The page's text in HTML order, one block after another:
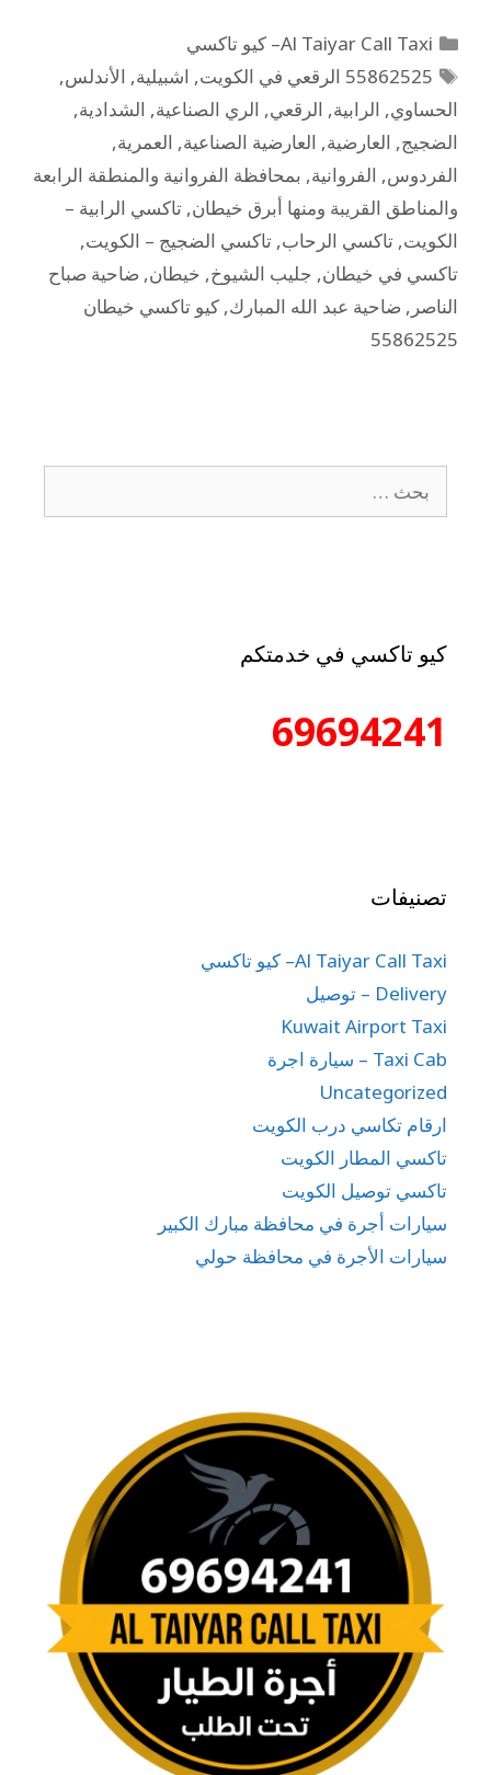
Al Taiyar Call Taxi– كيو تاكسي
55862525 الرقعي في الكويت
, اشبيلية, الأندلس,
الحساوي, الرابية, الرقعي, الري الصناعية, الشدادية,
الضجيج, العارضية, العارضية الصناعية, العمرية,
الفردوس, الفروانية, بمحافظة الفروانية والمنطقة الرابعة
والمناطق القريبة ومنها أبرق خيطان, تاكسي الرابية –
الكويت, تاكسي الرحاب, تاكسي الضجيج – الكويت,
تاكسي في خيطان, جليب الشيوخ, خيطان, ضاحية صباح
الناصر , ضاحية عبد الله المبارك, كيو تاكسي خيطان
55862525
كيو تاكسي في خدمتكم
69694241
تصنيفات
Al Taiyar Call Taxi– كيو تاكسي
Delivery – توصيل
Kuwait Airport Taxi
Taxi Cab – سيارة اجرة
Uncategorized
ارقام تكاسي درب الكويت
تاكسي المطار الكويت
تاكسي توصيل الكويت
سيارات أجرة في محافظة مبارك الكبير
سيارات الأجرة في محافظة حولي